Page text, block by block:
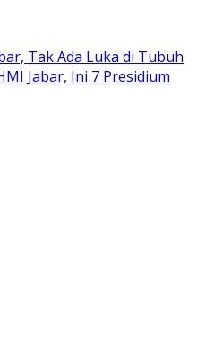
Tak Ada Luka di Tubuh
Jabar, Ini 7 Presidium